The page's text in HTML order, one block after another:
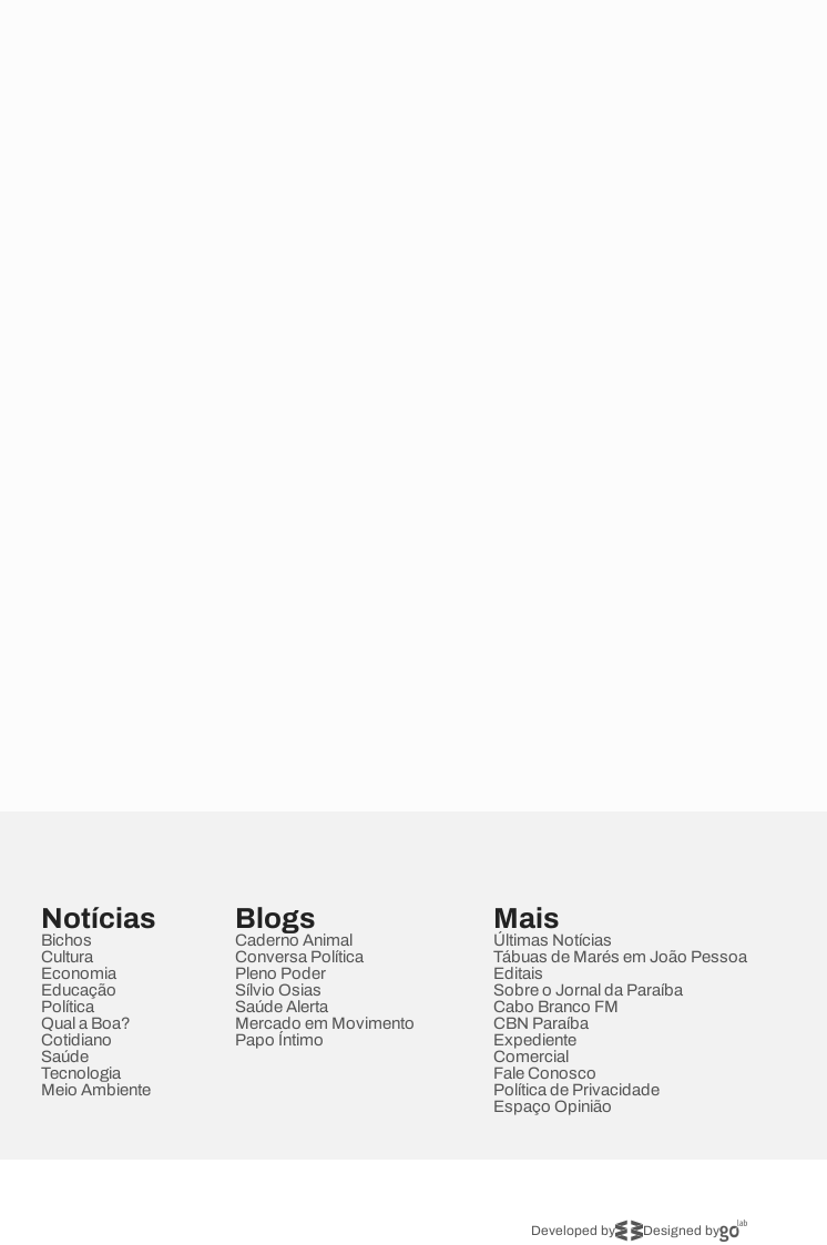
Notícias
Bichos
Cultura
Economia
Educação
Política
Qual a Boa?
Cotidiano
Saúde
Tecnologia
Meio Ambiente
Blogs
Caderno Animal
Conversa Política
Pleno Poder
Sílvio Osias
Saúde Alerta
Mercado em Movimento
Papo Íntimo
Mais
Últimas Notícias
Tábuas de Marés em João Pessoa
Editais
Sobre o Jornal da Paraíba
Cabo Branco FM
CBN Paraíba
Expediente
Comercial
Fale Conosco
Política de Privacidade
Espaço Opinião
Developed by Designed by